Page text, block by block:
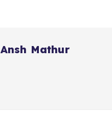
Ansh Mathur